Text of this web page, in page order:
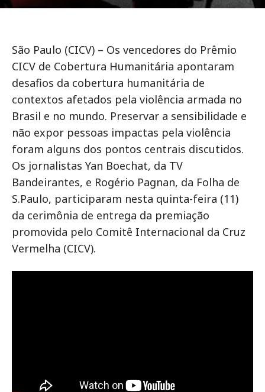
São Paulo (CICV) – Os vencedores do Prêmio
CICV de Cobertura Humanitária apontaram
desafios da cobertura humanitária de
contextos afetados pela violência armada no
Brasil e no mundo. Preservar a sensibilidade e
não expor pessoas impactas pela violência
foram alguns dos pontos centrais discutidos.
Os jornalistas Yan Boechat, da TV
Bandeirantes, e Rogério Pagnan, da Folha de
S.Paulo, participaram nesta quinta-feira (11)
da cerimônia de entrega da premiação
promovida pelo Comitê Internacional da Cruz
Vermelha (CICV).